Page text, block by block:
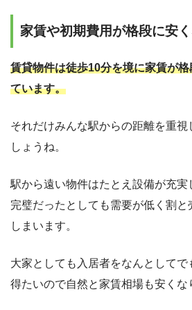
家賃や初期費用が格段に安
賃貸物件は徒歩10分を境に家賃が
ています。
それだけみんな駅からの距離を重
しょうね。
駅から遠い物件はたとえ設備が充
完璧だったとしても需要が低く割と
しまいます。
大家としても入居者をなんとして
得たいので自然と家賃相場も安くな